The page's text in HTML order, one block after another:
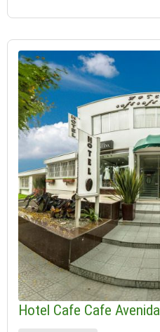
Hotel Cafe Cafe Avenida